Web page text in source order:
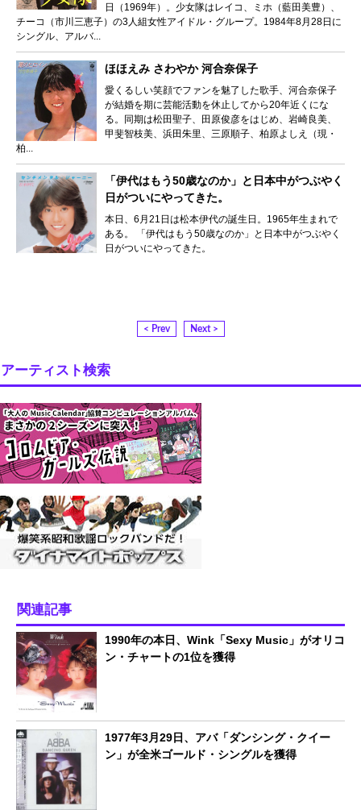
日（1969年）。少女隊はレイコ、ミホ（藍田美豊）、
チーコ（市川三恵子）の3人組女性アイドル・グループ。1984年8月28日に
シングル、アルバ...
ほほえみ さわやか 河合奈保子
愛くるしい笑顔でファンを魅了した歌手、河合奈保子
が結婚を期に芸能活動を休止してから20年近くにな
る。同期は松田聖子、田原俊彦をはじめ、岩崎良美、
甲斐智枝美、浜田朱里、三原順子、柏原よしえ（現・
柏...
「伊代はもう50歳なのか」と日本中がつぶやく
日がついにやってきた。
本日、6月21日は松本伊代の誕生日。1965年生まれで
ある。 「伊代はもう50歳なのか」と日本中がつぶやく
日がついにやってきた。
< Prev Next >
アーティスト検索
関連記事
1990年の本日、Wink「Sexy Music」がオリコ
ン・チャートの1位を獲得
1977年3月29日、アバ「ダンシング・クイー
ン」が全米ゴールド・シングルを獲得